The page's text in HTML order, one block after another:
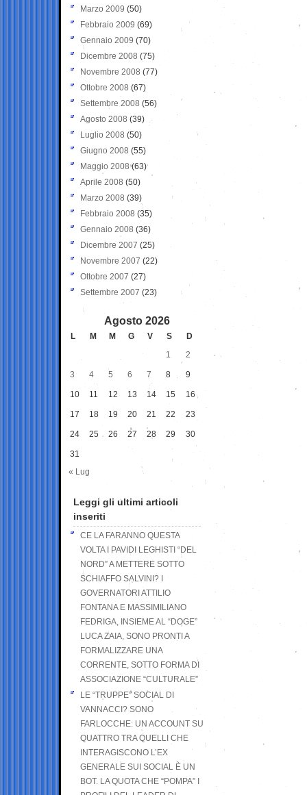
Marzo 2009 (50)
Febbraio 2009 (69)
Gennaio 2009 (70)
Dicembre 2008 (75)
Novembre 2008 (77)
Ottobre 2008 (67)
Settembre 2008 (56)
Agosto 2008 (39)
Luglio 2008 (50)
Giugno 2008 (55)
Maggio 2008(63)
Aprile 2008 (50)
Marzo 2008 (39)
Febbraio 2008 (35)
Gennaio 2008 (36)
Dicembre 2007 (25)
Novembre 2007 (22)
Ottobre 2007 (27)
Settembre 2007 (23)
Agosto 2026
L M M G V S
D
1
2
3 4 5 6 7 8 9
10 11 12 13 14 15 16
17 18 19 20 21 22 23
24 25 26 27 28 29 30
31
« Lug
Leggi gli ultimi articoli
inseriti
CE LA FARANNO QUESTA
VOLTA I PAVIDI LEGHISTI “DEL
NORD” A METTERE SOTTO
SCHIAFFO SALVINI? I
GOVERNATORI ATTILIO
FONTANA E MASSIMILIANO
FEDRIGA, INSIEME AL “DOGE”
LUCA ZAIA, SONO PRONTI A
FORMALIZZARE UNA
CORRENTE, SOTTO FORMA DI
ASSOCIAZIONE “CULTURALE”
LE “TRUPPE” SOCIAL DI
VANNACCI? SONO
FARLOCCHE: UN ACCOUNT SU
QUATTRO TRA QUELLI CHE
INTERAGISCONO L’EX
GENERALE SUI SOCIAL È UN
BOT. LA QUOTA CHE “POMPA” I